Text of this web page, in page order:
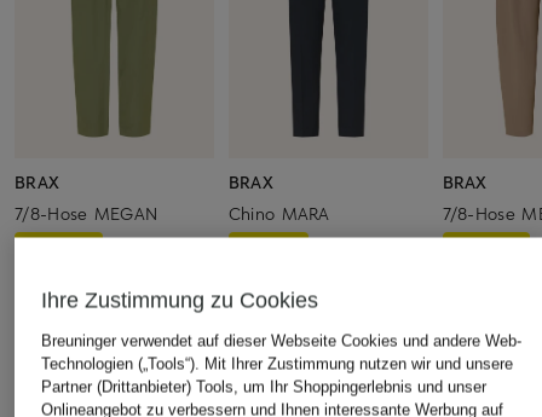
BRAX
7/8-Hose MEGAN
BRAX
Chino MARA
BRAX
7/8-Hose
ÄHNLICHE ARTIKEL ENTDECKEN
Ihre Zustimmung zu Cookies
Breuninger verwendet auf dieser Webseite Cookies und andere Web-
Technologien („Tools“). Mit Ihrer Zustimmung nutzen wir und unsere
Partner (Drittanbieter) Tools, um Ihr Shoppingerlebnis und unser
Onlineangebot zu verbessern und Ihnen interessante Werbung auf